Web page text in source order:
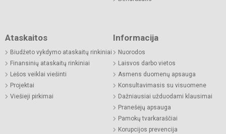
Ataskaitos
Biudžeto vykdymo ataskaitų rinkiniai
Finansinių ataskaitų rinkiniai
Lėšos veiklai viešinti
Projektai
Viešieji pirkimai
Informacija
Nuorodos
Laisvos darbo vietos
Asmens duomenų apsauga
Konsultavimasis su visuomene
Dažniausiai užduodami klausimai
Pranešėjų apsauga
Pamokų tvarkaraščiai
Korupcijos prevencija